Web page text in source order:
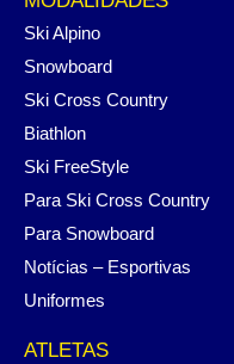
Ski Alpino
Snowboard
Ski Cross Country
Biathlon
Ski FreeStyle
Para Ski Cross Country
Para Snowboard
Notícias – Esportivas
Uniformes
ATLETAS